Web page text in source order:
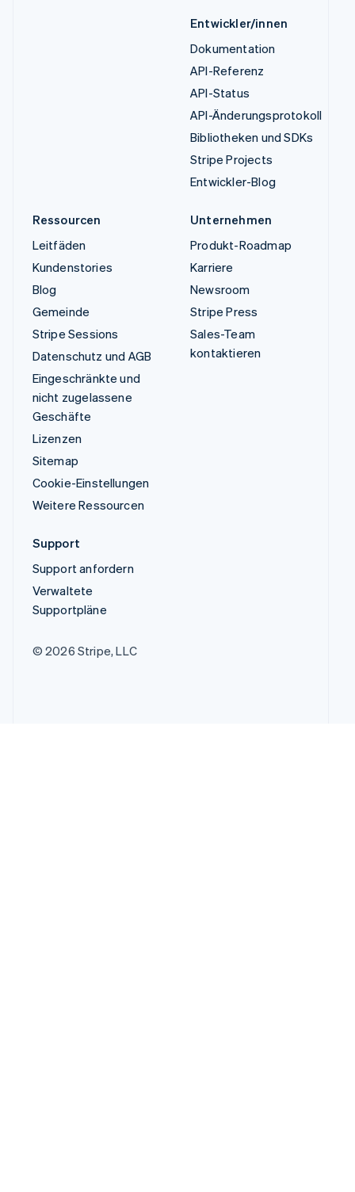
Entwickler/innen
Dokumentation
API-Referenz
API-Status
API-Änderungsprotokoll
Bibliotheken und SDKs
Stripe Projects
Entwickler-Blog
Ressourcen
Leitfäden
Kundenstories
Blog
Gemeinde
Stripe Sessions
Datenschutz und AGB
Eingeschränkte und
nicht zugelassene
Geschäfte
Lizenzen
Sitemap
Cookie-Einstellungen
Weitere Ressourcen
Unternehmen
Produkt-Roadmap
Karriere
Newsroom
Stripe Press
Sales-Team
kontaktieren
Support
Support anfordern
Verwaltete
Supportpläne
© 2026 Stripe, LLC